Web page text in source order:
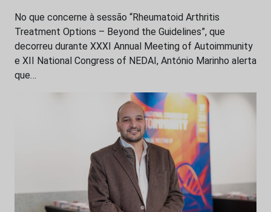
No que concerne à sessão “Rheumatoid Arthritis
Treatment Options – Beyond the Guidelines”, que
decorreu durante XXXI Annual Meeting of Autoimmunity
e XII National Congress of NEDAI, António Marinho alerta
que…